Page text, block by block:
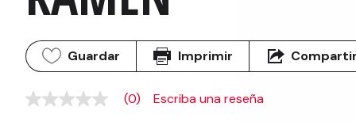
Guardar Imprimir
Sin
(0) Escriba una reseña